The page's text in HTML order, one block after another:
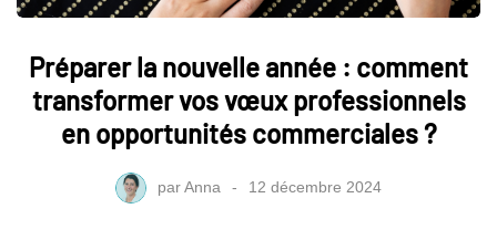
Préparer la nouvelle année : comment
transformer vos vœux professionnels
en opportunités commerciales ?
parAnna 12 décembre 2024